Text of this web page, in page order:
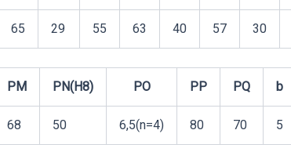
65 29 55 63 40 57 30
PM PN(H8) PO PP PQ b
68 50 6,5(n=4) 80 70 5